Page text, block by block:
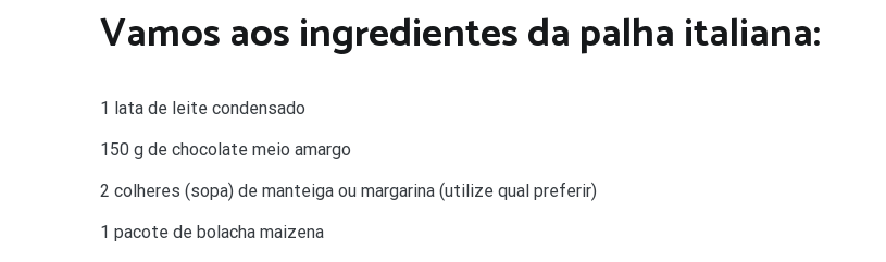
Vamos aos ingredientes da palha italiana:
1 lata de leite condensado
150 g de chocolate meio amargo
2 colheres (sopa) de manteiga ou margarina (utilize qual preferir)
1 pacote de bolacha maizena